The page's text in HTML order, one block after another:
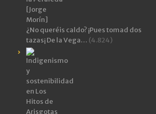
¿No queréis caldo? ¡Pues tomad dos
tazas¡ De la Vega… (4.824)